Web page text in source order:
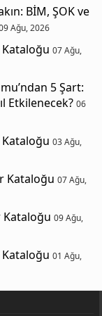
BİM, ŞOK ve
Ağu, 2026
07 Ağu,
5 Şart:
Etkilenecek? 06
03 Ağu,
Kataloğu 07 Ağu,
Kataloğu 09 Ağu,
01 Ağu,